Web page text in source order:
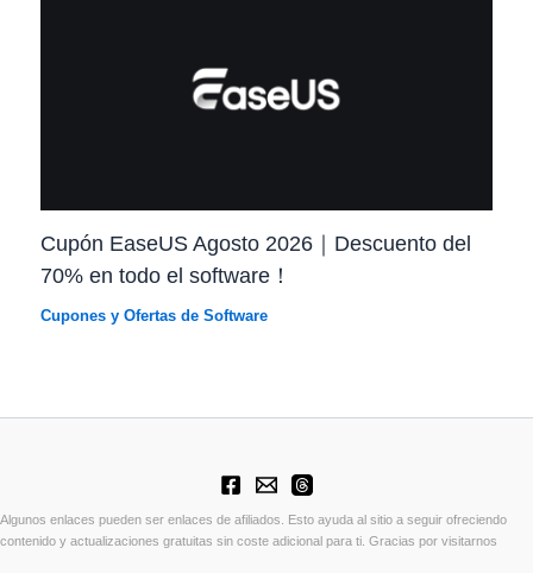
Cupón EaseUS Agosto 2026｜Descuento del
70% en todo el software！
Cupones y Ofertas de Software
Algunos enlaces pueden ser enlaces de afiliados. Esto ayuda al sitio a seguir ofreciendo
contenido y actualizaciones gratuitas sin coste adicional para ti. Gracias por visitarnos